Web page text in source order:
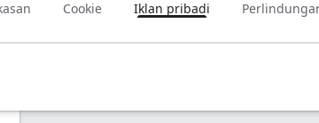
Cookie Iklan pribadi